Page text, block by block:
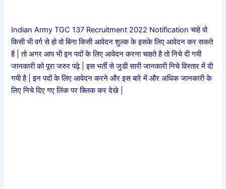
Indian Army TGC 137 Recruitment 2022 Notification चाहे वो
किसी भी वर्ग से हो वो बिना किसी आवेदन शुल्क के इसके लिए आवेदन कर सकते
है | तो अगर आप भी इन पदों के लिए आवेदन करना चाहते है तो निचे दी गयी
जानकारी को पूरा जरुर पढ़े | इस भर्ती से जुडी सारी जानकारी निचे विस्तार में दी
गयी है | इन पदों के लिए आवेदन करने और इस बारे में और अधिक जानकारी के
लिए निचे दिए गए लिंक पर क्लिक कर देखे |